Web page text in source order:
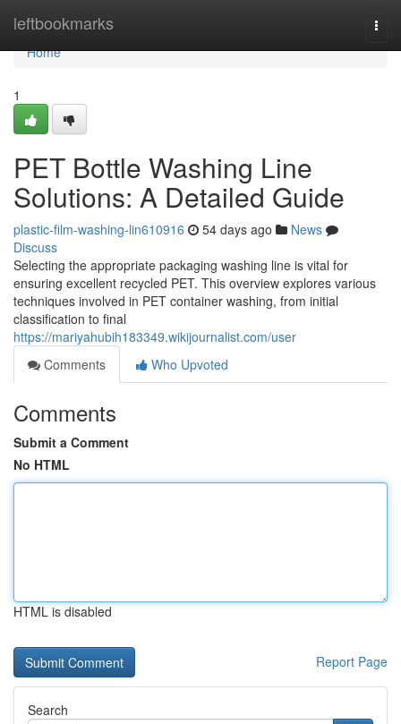
leftbookmarks
Home
Home
1
PET Bottle Washing Line
Solutions: A Detailed Guide
plastic-film-washing-lin610916 54 days ago
News
Discuss
Selecting the appropriate packaging washing line is vital for
ensuring excellent recycled PET. This overview explores various
techniques involved in PET container washing, from initial
classification to final
https://mariyahubih183349.wikijournalist.com/user
Comments
Who Upvoted
Comments
Submit a Comment
No HTML
HTML is disabled
Report Page
Search